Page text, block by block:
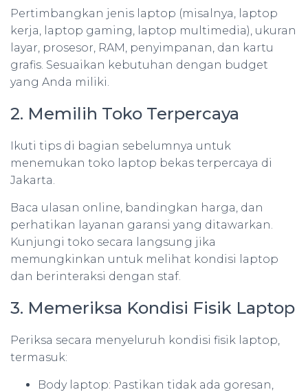
Pertimbangkan jenis laptop (misalnya, laptop
kerja, laptop gaming, laptop multimedia), ukuran
layar, prosesor, RAM, penyimpanan, dan kartu
grafis. Sesuaikan kebutuhan dengan budget
yang Anda miliki.
2. Memilih Toko Terpercaya
Ikuti tips di bagian sebelumnya untuk
menemukan toko laptop bekas terpercaya di
Jakarta.
Baca ulasan online, bandingkan harga, dan
perhatikan layanan garansi yang ditawarkan.
Kunjungi toko secara langsung jika
memungkinkan untuk melihat kondisi laptop
dan berinteraksi dengan staf.
3. Memeriksa Kondisi Fisik Laptop
Periksa secara menyeluruh kondisi fisik laptop,
termasuk:
Body laptop: Pastikan tidak ada goresan,